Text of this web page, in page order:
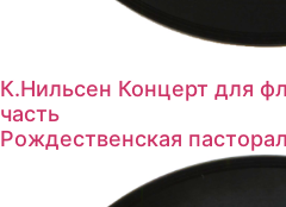
К.Нильсен Концерт для
часть
Рождественская